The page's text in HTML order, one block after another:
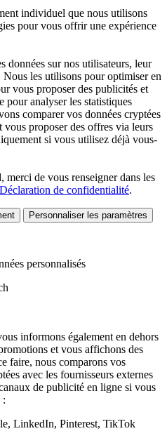
individuel que nous utilisons
pour vous offrir une expérience
données sur nos utilisateurs, leur
les utilisons pour optimiser en
vous proposer des publicités et
pour analyser les statistiques
comparer vos données cryptées
vous proposer des offres via leurs
si vous utilisez déjà vous-
de vous renseigner dans les
Déclaration de confidentialité.
Personnaliser les paramètres
personnalisés
informons également en dehors
et vous affichons des
faire, nous comparons vos
avec les fournisseurs externes
de publicité en ligne si vous
:
LinkedIn, Pinterest, TikTok